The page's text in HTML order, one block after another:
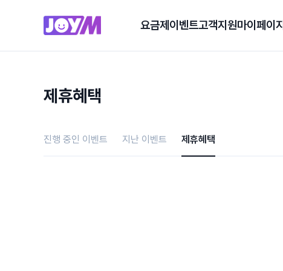
요금제 이벤트고객지원마이페이지
제휴혜택
진행 중인 이벤트 지난 이벤트 제휴혜택